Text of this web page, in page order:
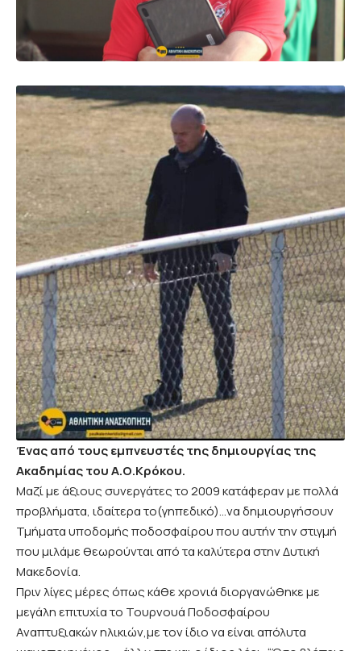
Ένας από τους εμπνευστές της δημιουργίας της
Ακαδημίας του Α.Ο.Κρόκου.
Μαζί με άξιους συνεργάτες το 2009 κατάφεραν με πολλά
προβλήματα, ιδαίτερα το(γηπεδικό)…να δημιουργήσουν
Τμήματα υποδομής ποδοσφαίρου που αυτήν την στιγμή
που μιλάμε θεωρούνται από τα καλύτερα στην Δυτική
Μακεδονία.
Πριν λίγες μέρες όπως κάθε χρονιά διοργανώθηκε με
μεγάλη επιτυχία το Τουρνουά Ποδοσφαίρου
Αναπτυξιακών ηλικιών,με τον ίδιο να είναι απόλυτα